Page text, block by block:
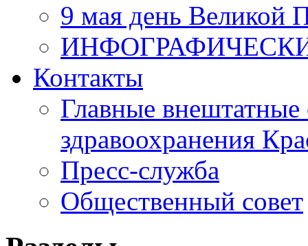
9 мая день Великой
Контакты
Главные внештатные
здравоохранения
Пресс-служба
Общественный совет